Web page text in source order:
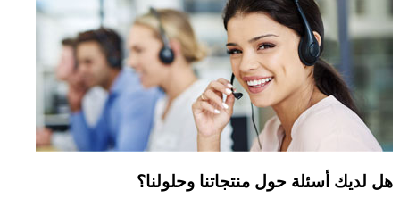
هل لديك أسئلة حول منتجاتنا وحلولنا؟